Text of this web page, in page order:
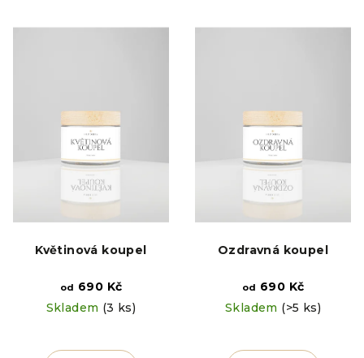
u
Květinová koupel
od 690 Kč
Skladem (3 ks)
Ozdravná koupel
od 690 Kč
Skladem (>5 ks)